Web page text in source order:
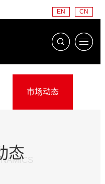
CN
EN
市场动态
态